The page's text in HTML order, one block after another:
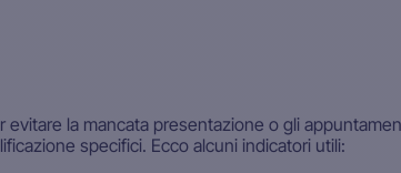
la mancata presentazione o gli
specifici. Ecco alcuni indicatori utili: